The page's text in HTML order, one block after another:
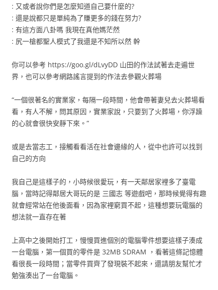
: 又或者說你們是怎麼知道自己要什麼的?
: 還是說都只是單純為了賺更多的錢在努力?
: 有這方面八卦嗎 我現在真他媽茫然
: 尻一槍都聖人模式了我還是不知所以然 幹
你可以參考 https://goo.gl/dLvyDD 山田的作法試著去走遍世
界，也可以參考網路謠言提到的作法去參觀火葬場
“一個很著名的實業家，每隔一段時間，他會帶著妻兒去火葬場看
看，有人不解，問其原因，實業家說，只要到了火葬場，你浮躁
的心就會很快安靜下來。”
或是去當志工，接觸看看活在社會邊緣的人，從中也許可以找到
自己的方向
我自己是這樣子的，小時候很愛玩，有一天鄰居家裡多了臺電
腦，當時記得鄰居大哥玩的是 三國志 等遊戲吧，那時候覺得有趣
就會經常站在他後面看，因為家裡窮買不起，這種想要玩電腦的
想法就一直存在著
上高中之後開始打工，慢慢買進個別的電腦零件想要這樣子湊成
一台電腦，第一個買的零件是 32MB SDRAM ，看著這條記憶體
看很長一段時間；當零件買齊了發現裝不起來，還請朋友幫忙才
勉強湊出了一台電腦。